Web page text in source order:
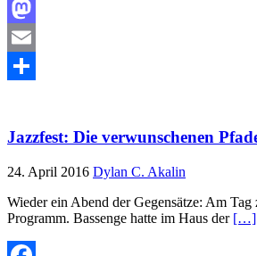
Facebook
Mastodon
Email
Jazzfest: Die verwunschenen
24. April 2016 Dylan C. Akalin
Wieder ein Abend der Gegensätze: Am
Programm. Bassenge hatte im Haus der […]